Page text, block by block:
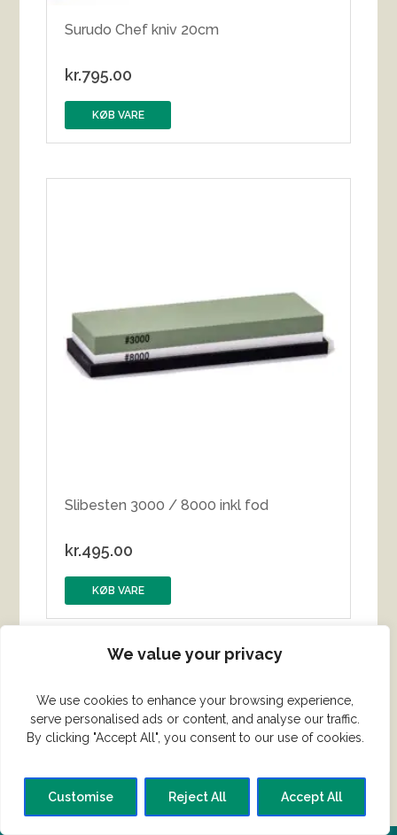
We value your privacy
We use cookies to enhance your browsing experience,
serve personalised ads or content, and analyse our traffic.
By clicking "Accept All", you consent to our use of cookies.
Customise Reject All Accept All
Surudo Chef kniv 20cm
kr.795.00
KØB VARE
Slibesten 3000 / 8000 inkl fod
kr.495.00
KØB VARE